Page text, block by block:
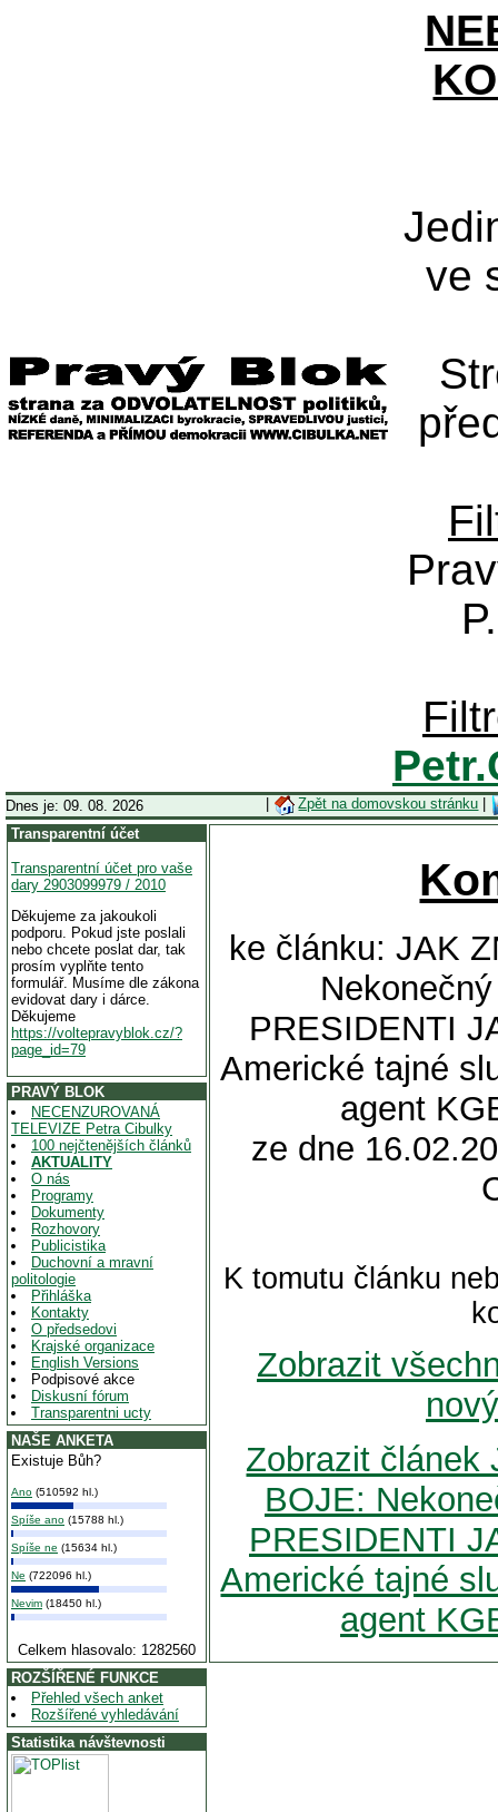
ve
Dnes je: 09. 08. 2026 Zpět na domovskou stránku
Transparentní účet
Transparentní účet pro vaše
dary 2903099979 / 2010
Děkujeme za jakoukoli
podporu. Pokud jste poslali
nebo chcete poslat dar, tak
prosím vyplňte tento
formulář. Musíme dle zákona
evidovat dary i dárce.
Děkujeme
https://voltepravyblok.cz/?
page_id=79
PRAVÝ BLOK
NECENZUROVANÁ
TELEVIZE Petra Cibulky
100 nejčtenějších článků
AKTUALITY
O nás
Programy
Dokumenty
Rozhovory
Publicistika
Duchovní a mravní
politologie
Přihláška
Kontakty
O předsedovi
Krajské organizace
English Versions
Podpisové akce
Diskusní fórum
Transparentni ucty
NAŠE ANKETA
Existuje Bůh?
Ano (510592 hl.)
Spíše ano (15788 hl.)
Spíše ne (15634 hl.)
Ne (722096 hl.)
Nevim (18450 hl.)
Celkem hlasovalo: 1282560
ROZŠÍŘENÉ FUNKCE
Přehled všech anket
Rozšířené vyhledávání
Statistika návštevnosti
ke článku: JAK
PRESIDENTI
Americké tajné
agent
ze dne
K tomutu článku
Zobrazit
Zobrazit článek
BOJE:
PRESIDENTI
Americké tajné
agent